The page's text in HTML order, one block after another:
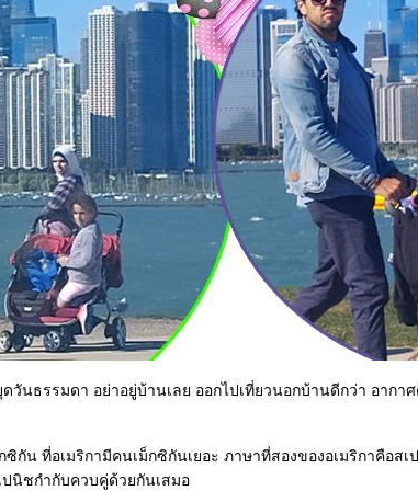
วันธรรมดา อย่าอยู่บ้านเลย ออกไปเที่ยวนอกบ้านดีกว่า อากา
กัน ที่อเมริกามีคนเม็กซิกันเยอะ ภาษาที่สองของอเมริกาคือส
ปนิชกำกับควบคู่ด้วยกันเสมอ